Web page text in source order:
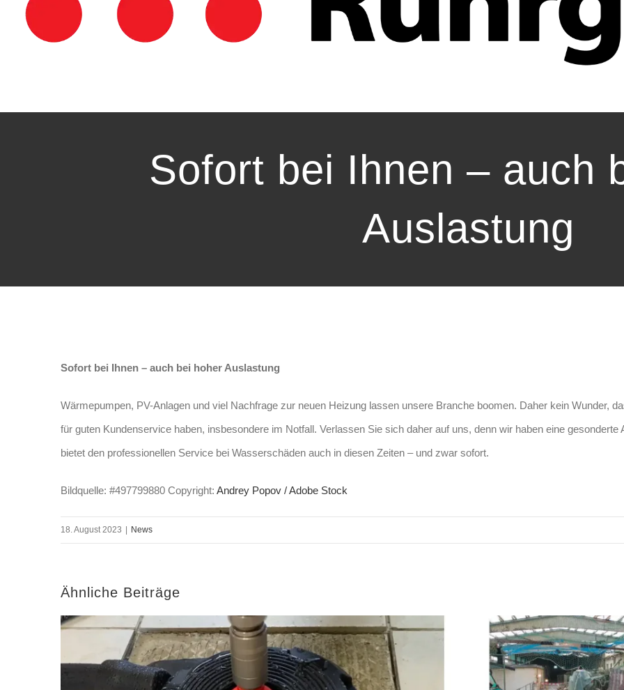
Sofort bei Ihnen – auch
Auslastung
Sofort bei Ihnen – auch bei hoher Auslastung
Wärmepumpen, PV-Anlagen und viel Nachfrage zur neuen Heizung lassen unsere Branche boomen. Daher kein Wunder,
für guten Kundenservice haben, insbesondere im Notfall. Verlassen Sie sich daher auf uns, denn wir haben eine
bietet den professionellen Service bei Wasserschäden auch in diesen Zeiten – und zwar sofort.
Bildquelle: #497799880 Copyright: Andrey Popov / Adobe Stock
18. August 2023 News
Ähnliche Beiträge